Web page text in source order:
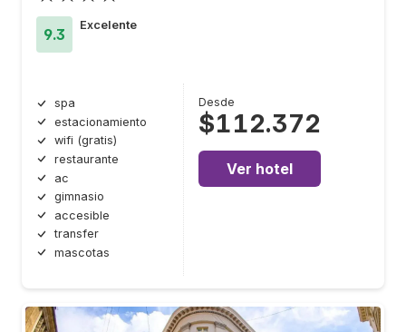
9.3
Excelente
spa
estacionamiento
wifi (gratis)
restaurante
ac
gimnasio
accesible
transfer
mascotas
Desde
$112.372
Ver hotel